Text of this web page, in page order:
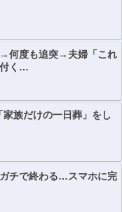
→何度も追突→夫婦「これ
付く…
族だけの一日葬」をし
ガチで終わる…スマホに完